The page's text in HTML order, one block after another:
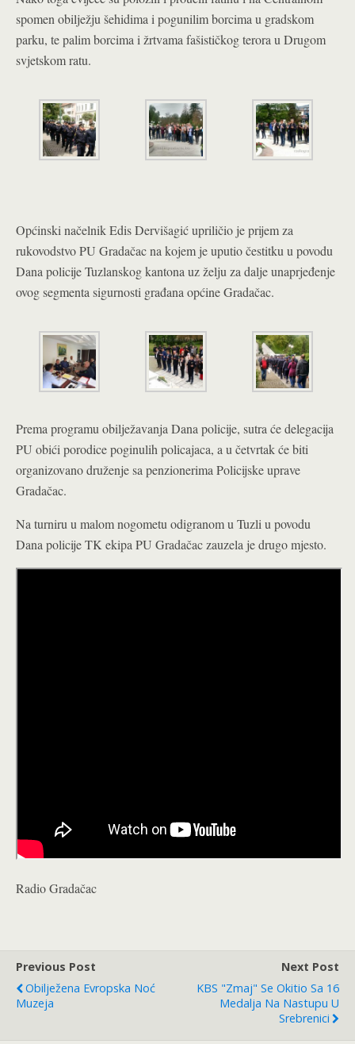
spomen obilježju šehidima i pogunilim borcima u gradskom
parku, te palim borcima i žrtvama fašističkog terora u Drugom
svjetskom ratu.
Općinski načelnik Edis Dervišagić upriličio je prijem za
rukovodstvo PU Gradačac na kojem je uputio čestitku u povodu
Dana policije Tuzlanskog kantona uz želju za dalje unaprjeđenje
ovog segmenta sigurnosti građana općine Gradačac.
Prema programu obilježavanja Dana policije, sutra će delegacija
PU obići porodice poginulih policajaca, a u četvrtak će biti
organizovano druženje sa penzionerima Policijske uprave
Gradačac.
Na turniru u malom nogometu odigranom u Tuzli u povodu
Dana policije TK ekipa PU Gradačac zauzela je drugo mjesto.
Radio Gradačac
Previous Post
Obilježena Evropska Noć
Muzeja
Next Post
KBS "Zmaj" Se Okitio Sa 16
Medalja Na Nastupu U
Srebrenici